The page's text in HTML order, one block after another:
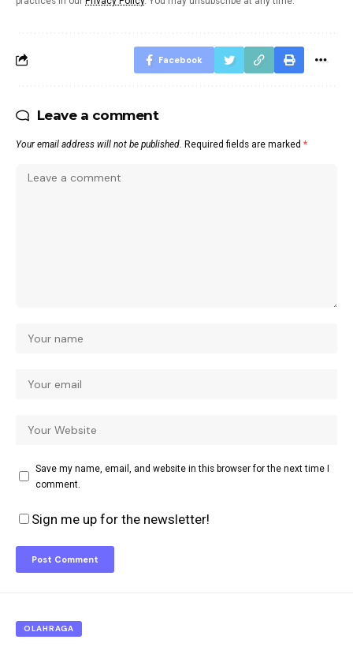
Facebook
Leave a comment
Your email address will not be published. Required fields are marked *
Save my name, email, and website in this browser for the next time I
comment.
Sign me up for the newsletter!
OLAHRAGA